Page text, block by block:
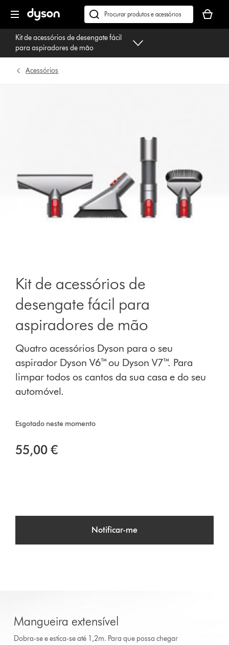
seguinte
Pesquisar
em
dyson.pt
seu
cesto
Kit de acessórios de desengate fácil
para aspiradores de mão
Acessórios
Kit de acessórios de
desengate fácil para
aspiradores de mão
Quatro acessórios Dyson para o seu
aspirador Dyson V6™ ou Dyson V7™. Para
limpar todos os cantos da sua casa e do seu
automóvel.
Esgotado neste momento
55,00 €
Notificar-me
Mangueira extensível
Dobra-se e estica-se até 1,2m. Para que possa chegar